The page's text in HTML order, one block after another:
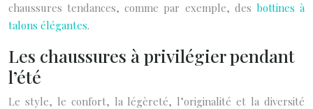
chaussures tendances, comme par exemple, des bottines à
talons élégantes.
Les chaussures à privilégier pendant
l’été
Le style, le confort, la légèreté, l’originalité et la diversité